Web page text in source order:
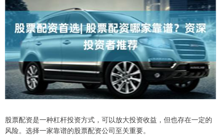
股票配资是一种杠杆投资方式，可以放大投资收益，但也存在一定的
风险。选择一家靠谱的股票配资公司至关重要。